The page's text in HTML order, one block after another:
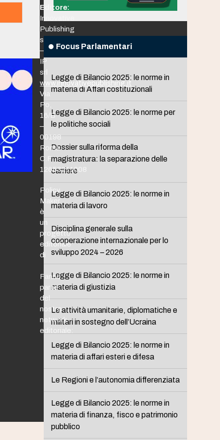
Focus Parlamentari
Legge di Bilancio 2025: le norme in
materia di Affari costituzionali
Legge di Bilancio 2025: le norme per
le politiche sociali
Dossier sulla riforma della
magistratura: la separazione delle
carriere
Legge di Bilancio 2025: le norme in
materia di lavoro
Disciplina generale sulla
cooperazione internazionale per lo
sviluppo 2024 – 2026
Legge di Bilancio 2025: le norme in
materia di giustizia
Le attività umanitarie, diplomatiche e
militari in sostegno dell’Ucraina
Legge di Bilancio 2025: le norme in
materia di affari esteri e difesa
Le Regioni e l’autonomia differenziata
Legge di Bilancio 2025: le norme in
materia di finanza, fisco e patrimonio
pubblico
Editore:
Innovative
Publishing
srl
–
IP
srl
www.innovativepublishing.it
Via
Po,
16/B
–
00198
Roma
C.F.
12653211008
Policy
Maker
è
un
progetto
editoriale
di
Fanno
parte
del
nostro
network
editoriale: